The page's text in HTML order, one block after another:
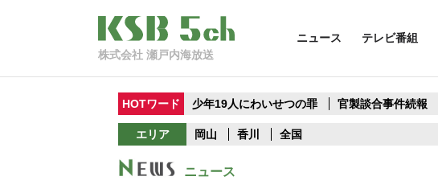
株式会社 瀬戸内海放送
ニュース テレビ番組
HOTワード 少年19人にわいせつの罪 官製談合事件続報
エリア 岡山 香川 全国
ニュース